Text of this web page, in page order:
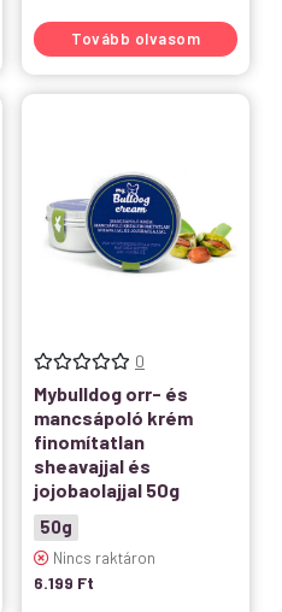
Tovább olvasom
0
Mybulldog orr- és
mancsápoló krém
finomítatlan
sheavajjal és
jojobaolajjal 50g
50g
Nincs raktáron
6.199 Ft